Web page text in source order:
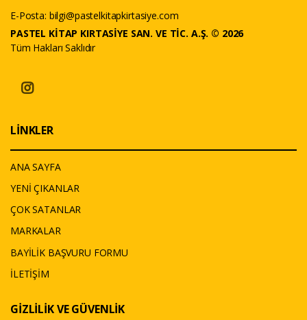
E-Posta: bilgi@pastelkitapkirtasiye.com
PASTEL KİTAP KIRTASİYE SAN. VE TİC. A.Ş. © 2026
Tüm Hakları Saklıdır
LİNKLER
ANA SAYFA
YENİ ÇIKANLAR
ÇOK SATANLAR
MARKALAR
BAYİLİK BAŞVURU FORMU
İLETİŞİM
GİZLİLİK VE GÜVENLİK